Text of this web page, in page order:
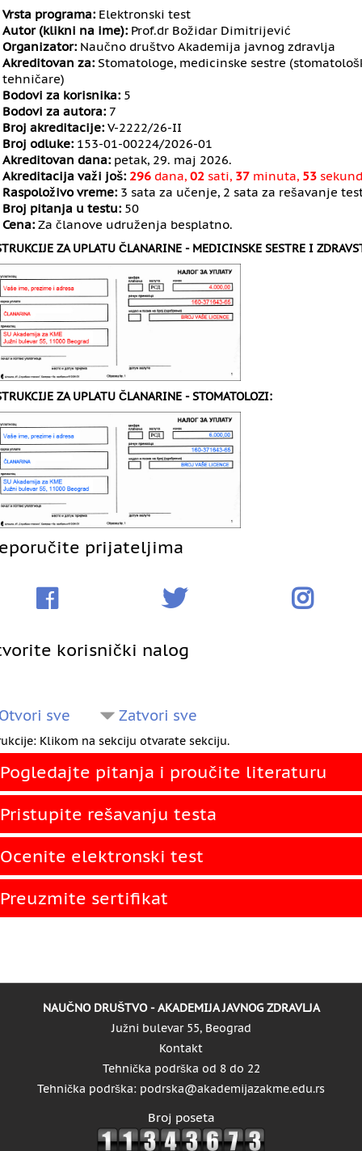
Vrsta programa: Elektronski test
Autor (klikni na ime): Prof.dr Božidar Dimitrijević
Organizator: Naučno društvo Akademija javnog zdravlja
Akreditovan za:Stomatologe, medicinske sestre
tehničare)
Bodovi za korisnika: 5
Bodovi za autora: 7
Broj akreditacije:V-2222/26-II
Broj odluke: 153-01-00224/2026-01
Akreditovan dana: petak, 29. maj 2026.
Akreditacija važi još: 296 dana,02 sati, 37 minuta, 52
Raspoloživo vreme: 3 sata za učenje, 2 sata za rešavanje
Broj pitanja u testu: 50
Cena: Za članove udruženja besplatno.
ZA UPLATU ČLANARINE - MEDICINSKE SESTRE I
ZA UPLATU ČLANARINE - STOMATOLOZI:
prijateljima
korisnički nalog
sve Zatvori sve
Klikom na sekciju otvarate sekciju.
Pogledajte pitanja i proučite literaturu
Pristupite rešavanju testa
Ocenite elektronski test
Preuzmite sertifikat
NAUČNO DRUŠTVO - AKADEMIJA JAVNOG ZDRAVLJA
Južni bulevar 55, Beograd
Kontakt
Tehnička podrška od 8 do 22
Tehnička podrška: podrska@akademijazakme.edu.rs
Broj poseta